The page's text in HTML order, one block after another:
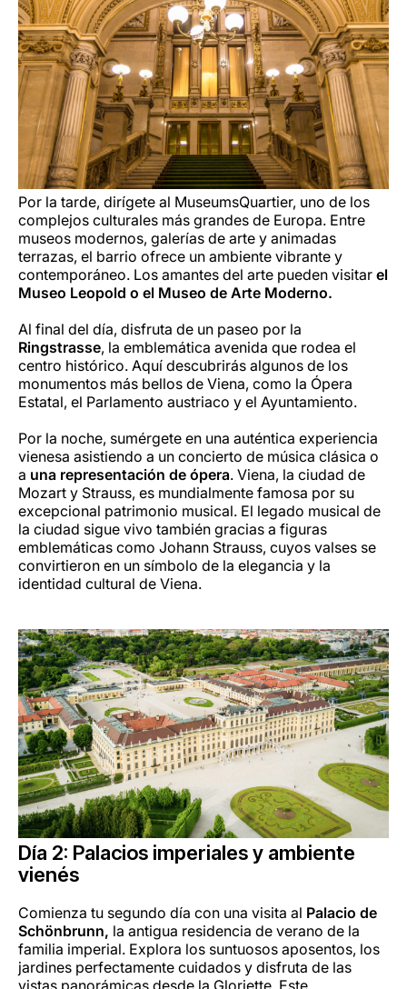
Por la tarde, dirígete al MuseumsQuartier, uno de los
complejos culturales más grandes de Europa. Entre
museos modernos, galerías de arte y animadas
terrazas, el barrio ofrece un ambiente vibrante y
contemporáneo. Los amantes del arte pueden visitar el
Museo Leopold o el Museo de Arte Moderno.
Al final del día, disfruta de un paseo por la
Ringstrasse, la emblemática avenida que rodea el
centro histórico. Aquí descubrirás algunos de los
monumentos más bellos de Viena, como la Ópera
Estatal, el Parlamento austriaco y el Ayuntamiento.
Por la noche, sumérgete en una auténtica experiencia
vienesa asistiendo a un concierto de música clásica o
a una representación de ópera. Viena, la ciudad de
Mozart y Strauss, es mundialmente famosa por su
excepcional patrimonio musical. El legado musical de
la ciudad sigue vivo también gracias a figuras
emblemáticas como Johann Strauss, cuyos valses se
convirtieron en un símbolo de la elegancia y la
identidad cultural de Viena.
Día 2: Palacios imperiales y ambiente
vienés
Comienza tu segundo día con una visita al Palacio de
Schönbrunn, la antigua residencia de verano de la
familia imperial. Explora los suntuosos aposentos, los
jardines perfectamente cuidados y disfruta de las
vistas panorámicas desde la Gloriette. Este